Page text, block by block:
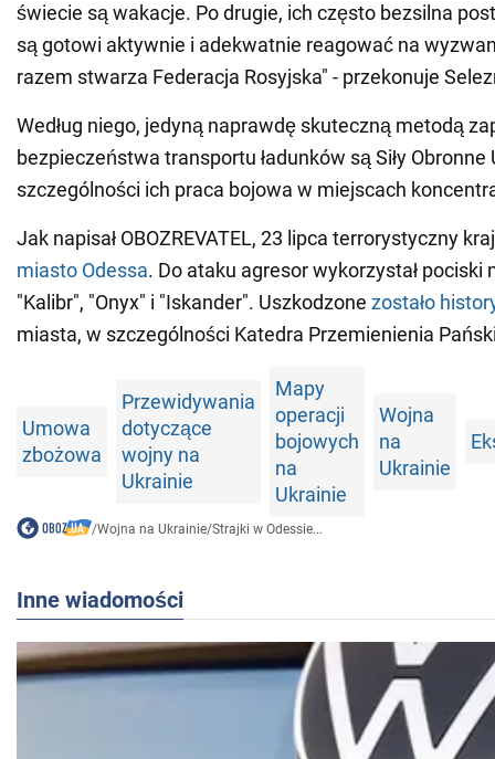
świecie są wakacje. Po drugie, ich często bezsilna
są gotowi aktywnie i adekwatnie reagować na
razem stwarza Federacja Rosyjska" - przekonuje
Według niego, jedyną naprawdę skuteczną metodą
bezpieczeństwa transportu ładunków są Siły Obronne
szczególności ich praca bojowa w miejscach
Jak napisał OBOZREVATEL, 23 lipca terrorystyczny
miasto Odessa. Do ataku agresor wykorzystał pociski
"Kalibr", "Onyx" i "Iskander". Uszkodzone zostało
miasta, w szczególności Katedra Przemienienia
Umowa
zbożowa
Przewidywania
dotyczące
wojny na
Ukrainie
Mapy
operacji
bojowych
na
Ukrainie
Wojna
na
Ukrainie
/Wojna na Ukrainie/Strajki w Odessie...
Inne wiadomości